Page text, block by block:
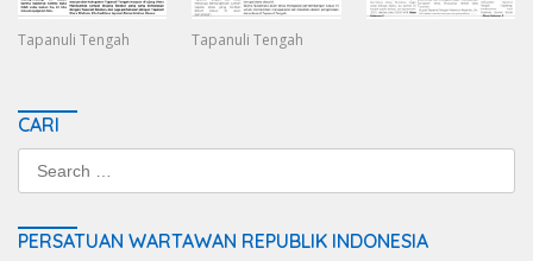
Tapanuli Tengah Tapanuli Tengah
CARI
PERSATUAN WARTAWAN REPUBLIK INDONESIA